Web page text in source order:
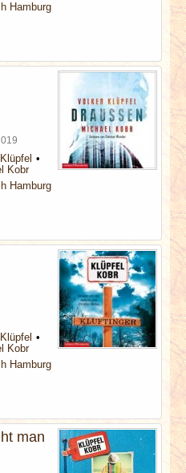
Hamburg
Kobr
Hamburg
Kobr
Hamburg
man